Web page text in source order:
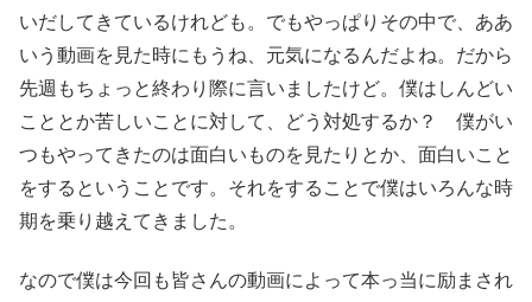
いだしてきているけれども。でもやっぱりその中で、ああ
いう動画を見た時にもうね、元気になるんだよね。だから
先週もちょっと終わり際に言いましたけど。僕はしんどい
こととか苦しいことに対して、どう対処するか？ 僕がい
つもやってきたのは面白いものを見たりとか、面白いこと
をするということです。それをすることで僕はいろんな時
期を乗り越えてきました。
なので僕は今回も皆さんの動画によって本っ当に励まされ